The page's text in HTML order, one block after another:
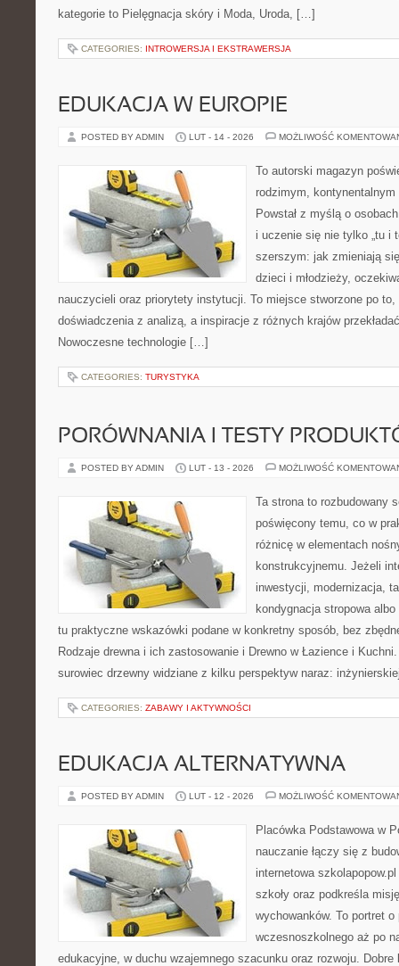
kategorie to Pielęgnacja skóry i Moda, Uroda, […]
CATEGORIES: INTROWERSJA I EKSTRAWERSJA
EDUKACJA W EUROPIE
POSTED BY ADMIN LUT - 14 - 2026 MOŻLIWOŚĆ
To autorski magazyn
rodzimym,
Powstał z myślą o
i uczenie się nie tylko „tu i
szerszym: jak zmieniają
dzieci i młodzieży,
nauczycieli oraz priorytety instytucji. To miejsce stworzone po to,
doświadczenia z analizą, a inspiracje z różnych krajów
Nowoczesne technologie […]
CATEGORIES: TURYSTYKA
PORÓWNANIA I TESTY
POSTED BY ADMIN LUT - 13 - 2026 MOŻLIWOŚĆ
Ta strona to rozbudowany
poświęcony temu, co w
różnicę w elementach
konstrukcyjnemu. Jeżeli
inwestycji, modernizacja,
kondygnacja stropowa
tu praktyczne wskazówki podane w konkretny sposób, bez
Rodzaje drewna i ich zastosowanie i Drewno w Łazience i
surowiec drzewny widziane z kilku perspektyw naraz:
CATEGORIES: ZABAWY I AKTYWNOŚCI
EDUKACJA ALTERNATYWNA
POSTED BY ADMIN LUT - 12 - 2026 MOŻLIWOŚĆ
Placówka Podstawowa w
nauczanie łączy się z
internetowa
szkoły oraz podkreśla
wychowanków. To portret
wczesnoszkolnego aż po
edukacyjne, w duchu wzajemnego szacunku oraz rozwoju.